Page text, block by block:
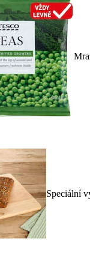
Speciální